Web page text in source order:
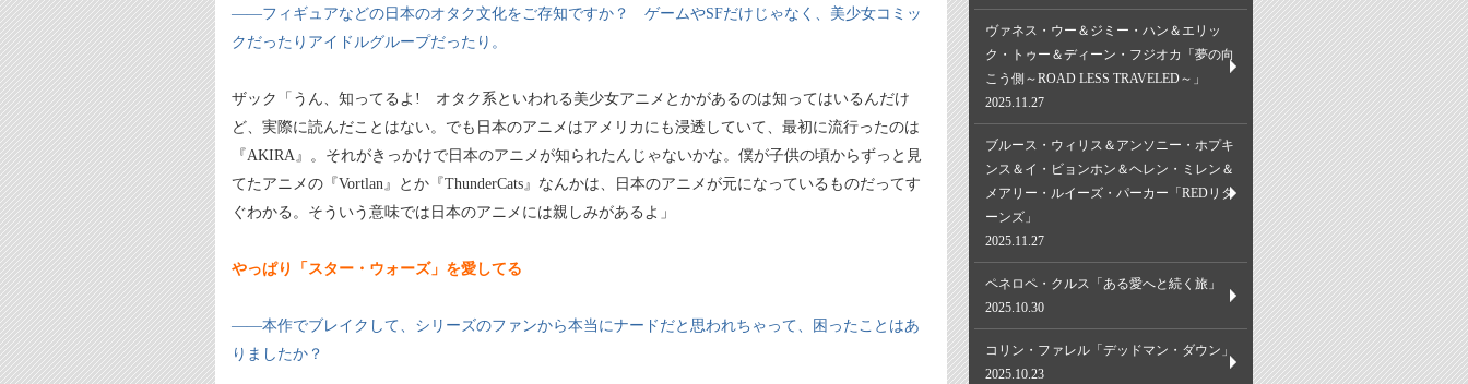
――フィギュアなどの日本のオタク文化をご存知ですか？ ゲームやSFだけじゃなく、美少女コミッ
クだったりアイドルグループだったり。
ザック「うん、知ってるよ! オタク系といわれる美少女アニメとかがあるのは知ってはいるんだけ
ど、実際に読んだことはない。でも日本のアニメはアメリカにも浸透していて、最初に流行ったのは
『AKIRA』。それがきっかけで日本のアニメが知られたんじゃないかな。僕が子供の頃からずっと見
てたアニメの『Vortlan』とか『ThunderCats』なんかは、日本のアニメが元になっているものだってす
ぐわかる。そういう意味では日本のアニメには親しみがあるよ」
やっぱり「スター・ウォーズ」を愛してる
――本作でブレイクして、シリーズのファンから本当にナードだと思われちゃって、困ったことはあ
りましたか？
ヴァネス・ウー＆ジミー・ハン＆エリッ
ク・トゥー＆ディーン・フジオカ「夢の向
こう側～ROAD LESS TRAVELED～」
2025.11.27
ブルース・ウィリス＆アンソニー・ホプキ
ンス＆イ・ビョンホン＆ヘレン・ミレン＆
メアリー・ルイーズ・パーカー「REDリタ
ーンズ」
2025.11.27
ペネロペ・クルス「ある愛へと続く旅」
2025.10.30
コリン・ファレル「デッドマン・ダウン」
2025.10.23